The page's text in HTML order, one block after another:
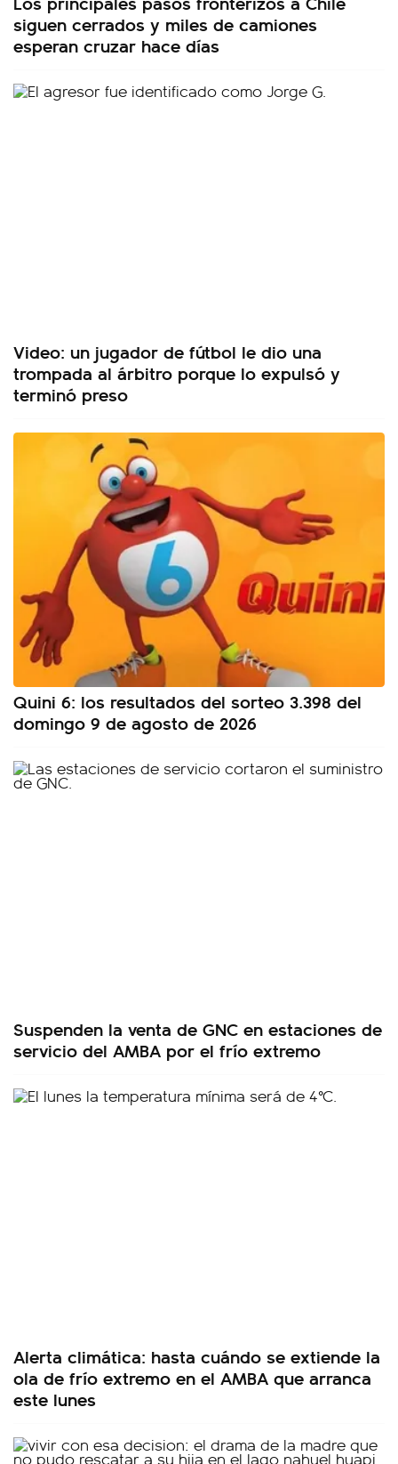
siguen cerrados y miles de camiones
esperan cruzar hace días
Video: un jugador de fútbol le dio una
trompada al árbitro porque lo expulsó y
terminó preso
Quini 6: los resultados del sorteo 3.398 del
domingo 9 de agosto de 2026
Suspenden la venta de GNC en estaciones de
servicio del AMBA por el frío extremo
Alerta climática: hasta cuándo se extiende la
ola de frío extremo en el AMBA que arranca
este lunes